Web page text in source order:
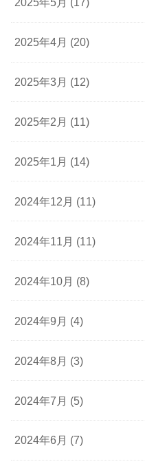
2025年4月 (20)
2025年3月 (12)
2025年2月 (11)
2025年1月 (14)
2024年12月 (11)
2024年11月 (11)
2024年10月 (8)
2024年9月 (4)
2024年8月 (3)
2024年7月 (5)
2024年6月 (7)